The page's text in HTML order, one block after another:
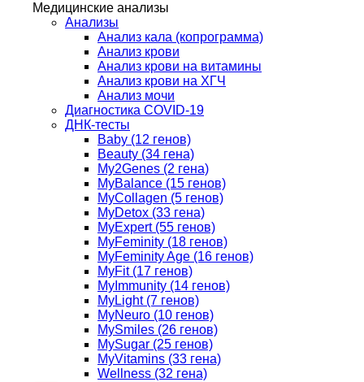
Медицинские анализы
Анализы
Анализ кала (копрограмма)
Анализ крови
Анализ крови на витамины
Анализ крови на ХГЧ
Анализ мочи
Диагностика COVID-19
ДНК-тесты
Baby (12 генов)
Beauty (34 гена)
My2Genes (2 гена)
MyBalance (15 генов)
MyCollagen (5 генов)
MyDetox (33 гена)
MyExpert (55 генов)
MyFeminity (18 генов)
MyFeminity Age (16 генов)
MyFit (17 генов)
MyImmunity (14 генов)
MyLight (7 генов)
MyNeuro (10 генов)
MySmiles (26 генов)
MySugar (25 генов)
MyVitamins (33 гена)
Wellness (32 гена)